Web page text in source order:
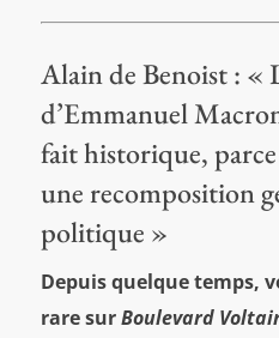
Alain de Benoist : «
d’Emmanuel
fait historique, parce
une recomposition
politique »
Depuis quelque temps,
rare surBoulevard